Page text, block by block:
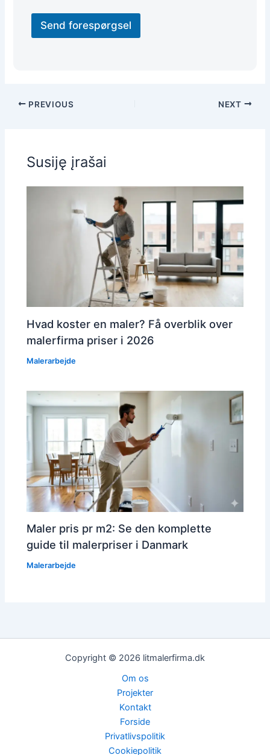
Send forespørgsel
PREVIOUS NEXT
Susiję įrašai
Hvad koster en maler? Få overblik over
malerfirma priser i 2026
Malerarbejde
Maler pris pr m2: Se den komplette
guide til malerpriser i Danmark
Malerarbejde
Copyright © 2026 litmalerfirma.dk
Om os
Projekter
Kontakt
Forside
Privatlivspolitik
Cookiepolitik